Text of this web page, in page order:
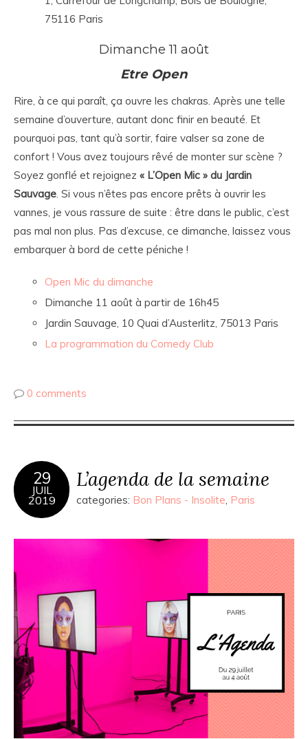
75116 Paris
Dimanche 11 août
Etre Open
Rire, à ce qui paraît, ça ouvre les chakras. Après une telle
semaine d’ouverture, autant donc finir en beauté. Et
pourquoi pas, tant qu’à sortir, faire valser sa zone de
confort ! Vous avez toujours rêvé de monter sur scène ?
Soyez gonflé et rejoignez « L’Open Mic » du Jardin
Sauvage. Si vous n’êtes pas encore prêts à ouvrir les
vannes, je vous rassure de suite : être dans le public, c’est
pas mal non plus. Pas d’excuse, ce dimanche, laissez vous
embarquer à bord de cette péniche !
Open Mic du dimanche
Dimanche 11 août à partir de 16h45
Jardin Sauvage, 10 Quai d’Austerlitz, 75013 Paris
La programmation du Comedy Club
0 comments
29
JUIL
2019
L’agenda de la semaine
categories: Bon Plans - Insolite, Paris